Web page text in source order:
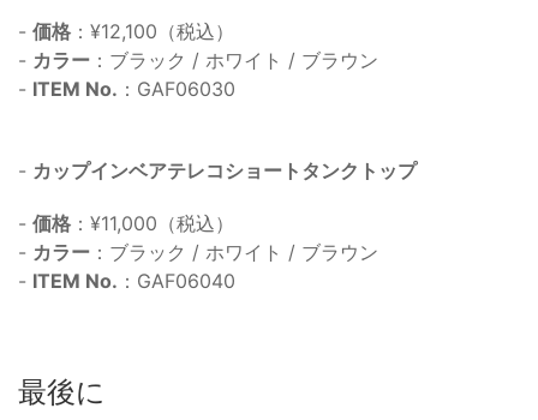
- 価格 ：¥12,100（税込）
- カラー ：ブラック / ホワイト / ブラウン
- ITEM No. ：GAF06030
- カップインベアテレコショートタンクトップ
- 価格 ：¥11,000（税込）
- カラー ：ブラック / ホワイト / ブラウン
- ITEM No. ：GAF06040
最後に